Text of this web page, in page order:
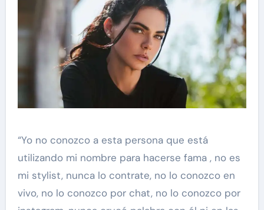
“Yo no conozco a esta persona que está
utilizando mi nombre para hacerse fama , no es
mi stylist, nunca lo contrate, no lo conozco en
vivo, no lo conozco por chat, no lo conozco por